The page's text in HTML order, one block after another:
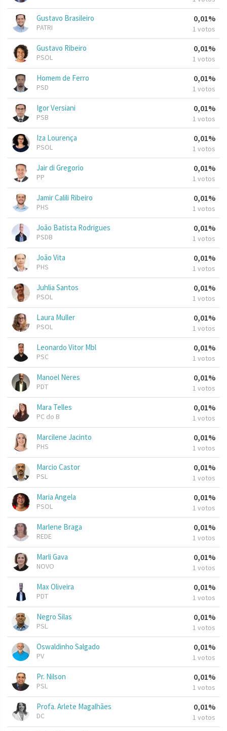
Gustavo Brasileiro
PATRI
0,01%
1 votos
Gustavo Ribeiro
PSOL
0,01%
1 votos
Homem de Ferro
PSD
0,01%
1 votos
Igor Versiani
PSB
0,01%
1 votos
Iza Lourença
PSOL
0,01%
1 votos
Jair di Gregorio
PP
0,01%
1 votos
Jamir Calili Ribeiro
PHS
0,01%
1 votos
João Batista Rodrigues
PSDB
0,01%
1 votos
João Vita
PHS
0,01%
1 votos
Juhlia Santos
PSOL
0,01%
1 votos
Laura Muller
PSOL
0,01%
1 votos
Leonardo Vitor Mbl
PSC
0,01%
1 votos
Manoel Neres
PDT
0,01%
1 votos
Mara Telles
PC do B
0,01%
1 votos
Marcilene Jacinto
PHS
0,01%
1 votos
Marcio Castor
PSL
0,01%
1 votos
Maria Angela
PSOL
0,01%
1 votos
Marlene Braga
REDE
0,01%
1 votos
Marli Gava
NOVO
0,01%
1 votos
Max Oliveira
PDT
0,01%
1 votos
Negro Silas
PSL
0,01%
1 votos
Oswaldinho Salgado
PV
0,01%
1 votos
Pr. Nilson
PSL
0,01%
1 votos
Profa. Arlete Magalhães
DC
0,01%
1 votos